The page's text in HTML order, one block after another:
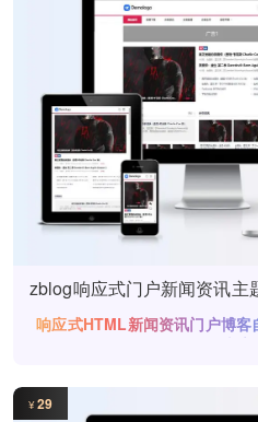
zblog响应式门户新闻资讯主
响应式HTML新闻资讯门户博
广告位
¥29